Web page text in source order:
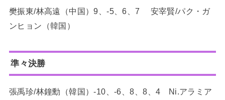
樊振東/林高遠（中国）9、-5、6、7 安宰賢/パク・ガ
ンヒョン（韓国）
準々決勝
張禹珍/林鐘勳（韓国）-10、-6、8、8、4 Ni.アラミア